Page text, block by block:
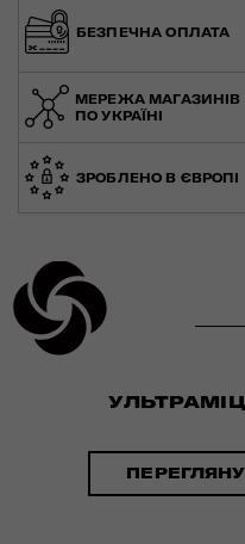
БЕЗПЕЧНА ОПЛАТА
МЕРЕЖА МАГАЗИНІВ
ПО УКРАЇНІ
ЗРОБЛЕНО В ЄВРОПІ